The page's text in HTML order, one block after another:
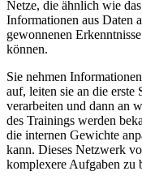
Netze, die ähnlich wie
Informationen aus Daten
gewonnenen
können.
Sie nehmen
auf, leiten sie an die
verarbeiten und dann an
des Trainings werden
die internen Gewichte
kann. Dieses Netzwerk
komplexere Aufgaben zu